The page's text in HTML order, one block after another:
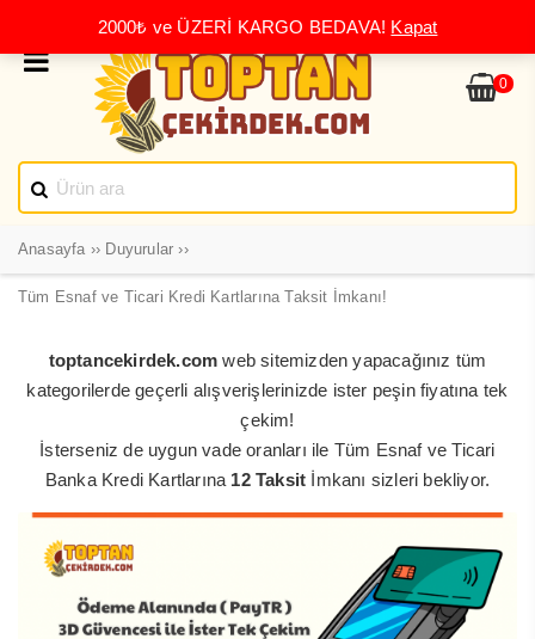
0
Anasayfa ›› Duyurular ››
Tüm Esnaf ve Ticari Kredi Kartlarına Taksit İmkanı!
toptancekirdek.com web sitemizden yapacağınız tüm
kategorilerde geçerli alışverişlerinizde ister peşin fiyatına tek
çekim!
İsterseniz de uygun vade oranları ile Tüm Esnaf ve Ticari
Banka Kredi Kartlarına 12 Taksit İmkanı sizleri bekliyor.
2000₺ ve ÜZERİ KARGO BEDAVA! Kapat